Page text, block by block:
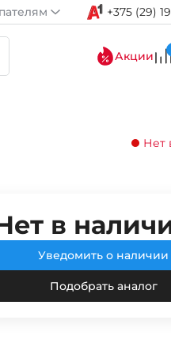
+375 (29)
Акции
Нет
в
Уведомить о наличии
Подобрать аналог